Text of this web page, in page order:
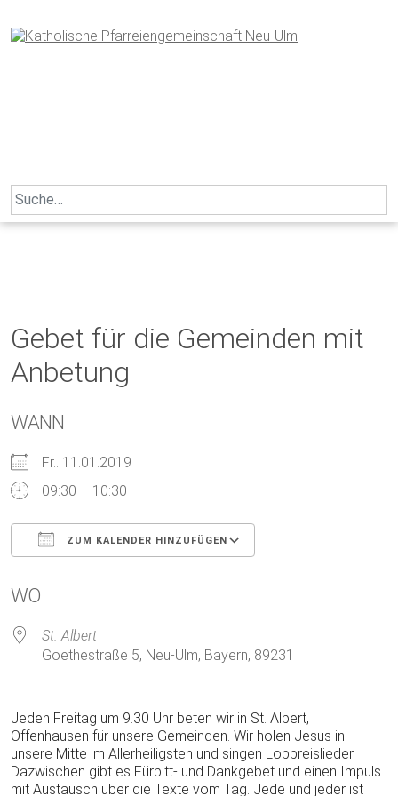
to
content
Search
for:
Gebet für die Gemeinden mit
Anbetung
WANN
Fr.. 11.01.2019
09:30 – 10:30
ZUM KALENDER HINZUFÜGEN
WO
St. Albert
Goethestraße 5, Neu-Ulm, Bayern, 89231
Jeden Freitag um 9.30 Uhr beten wir in St. Albert,
Offenhausen für unsere Gemeinden. Wir holen Jesus in
unsere Mitte im Allerheiligsten und singen Lobpreislieder.
Dazwischen gibt es Fürbitt- und Dankgebet und einen Impuls
mit Austausch über die Texte vom Tag. Jede und jeder ist